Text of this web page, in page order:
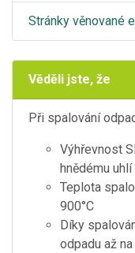
Stránky věnované
Věděli jste, že
Při spalování
Výhřevnost
hnědému uhlí
Teplota
900°C
Díky
odpadu až